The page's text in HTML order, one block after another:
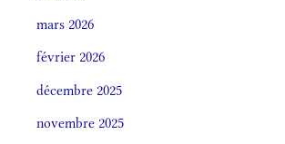
mars 2026
février 2026
décembre 2025
novembre 2025